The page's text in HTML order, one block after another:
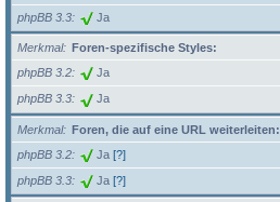
phpBB 3.3 Ja
Merkmal
Foren-spezifische Styles:
phpBB 3.2
Ja
phpBB 3.3 Ja
Merkmal
Foren, die auf eine URL weiterleiten:
phpBB 3.2
Ja [?]
phpBB 3.3 Ja [?]